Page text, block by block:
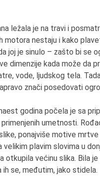
ležala je na travi i
motora nestaju i kako
joj je sinulo – zašto bi se
dimenzije kada može da
vode, ljudskog tela.
znači posedovati
godina počela je sa
primenjenih umetnosti.
ponajviše motive mrtve
velikim plavim slovima u
otkupila većinu slika. Bila
ih se, međutim, jako stidela.